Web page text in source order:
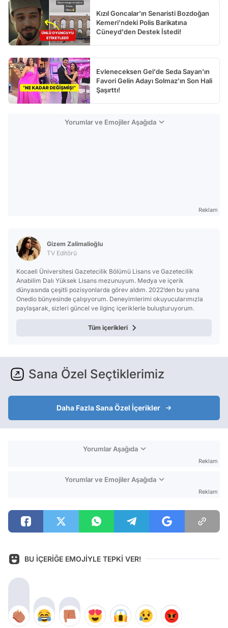
Kızıl Goncalar'ın Senaristi Bozdoğan
Kemeri'ndeki Polis Barikatına
Cüneyd'den Destek İstedi!
Evleneceksen Gel'de Seda Sayan'ın
Favori Gelin Adayı Solmaz'ın Son Hali
Şaşırttı!
Yorumlar ve Emojiler Aşağıda
Reklam
Gizem Zalimalioğlu
TV Editörü
Kocaeli Üniversitesi Gazetecilik Bölümü Lisans ve Gazetecilik
Anabilim Dalı Yüksek Lisans mezunuyum. Medya ve içerik
dünyasında çeşitli pozisyonlarda görev aldım. 2022’den bu yana
Onedio bünyesinde çalışıyorum. Deneyimlerimi okuyucularımızla
paylaşarak, sizleri güncel ve ilginç içeriklerle buluşturuyorum.
Tüm içerikleri
Sana Özel Seçtiklerimiz
Daha Fazla Sana Özel İçerikler
Yorumlar Aşağıda
Reklam
Yorumlar ve Emojiler Aşağıda
Reklam
BU İÇERİĞE EMOJİYLE TEPKİ VER!